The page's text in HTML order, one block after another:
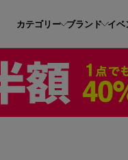
カテゴリー ブランド イベ